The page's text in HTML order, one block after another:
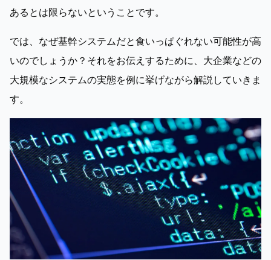
あるとは限らないということです。
では、なぜ基幹システムだと食いっぱぐれない可能性が高
いのでしょうか？それをお伝えするために、大企業などの
大規模なシステムの実態を例に挙げながら解説していきま
す。